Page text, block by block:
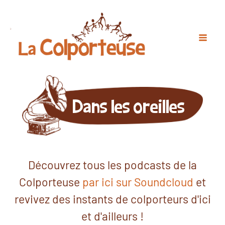
Dans les oreilles
Découvrez tous les podcasts de la
Colporteuse par ici sur Soundcloud et
revivez des instants de colporteurs d'ici
et d'ailleurs !